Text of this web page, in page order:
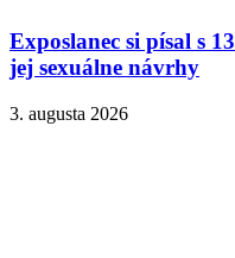
Exposlanec si písal s
jej sexuálne návrhy
3. augusta 2026